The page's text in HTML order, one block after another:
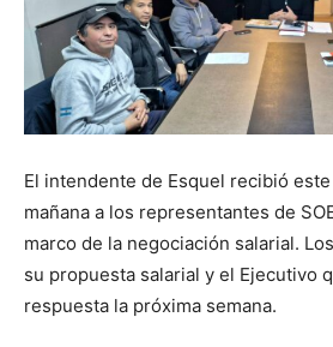
El intendente de Esquel recibió
mañana a los representantes de
marco de la negociación salarial.
su propuesta salarial y el Ejecutivo
respuesta la próxima semana.